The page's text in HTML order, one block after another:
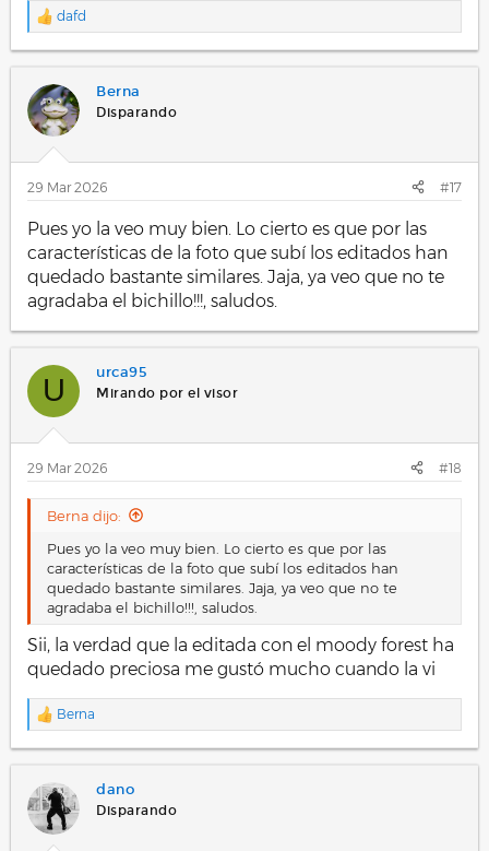
R
a
c
i
o
e
s
:
dafd
Berna
Disparando
29 Mar 2026 #17
Pues yo la veo muy bien. Lo cierto es que por las
características de la foto que subí los editados han
quedado bastante similares. Jaja, ya veo que no te
agradaba el bichillo!!!, saludos.
U
urca95
Mirando por el visor
29 Mar 2026 #18
Berna dijo:
Pues yo la veo muy bien. Lo cierto es que por las
características de la foto que subí los editados han
quedado bastante similares. Jaja, ya veo que no te
agradaba el bichillo!!!, saludos.
Sii, la verdad que la editada con el moody forest ha
quedado preciosa me gustó mucho cuando la vi
R
a
c
i
o
Berna
dano
Disparando